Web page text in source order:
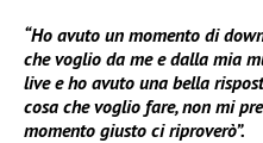
“Ho avuto un momento di
che voglio da me e dalla mia
live e ho avuto una bella
cosa che voglio fare, non mi
momento giusto ci riproverò”.